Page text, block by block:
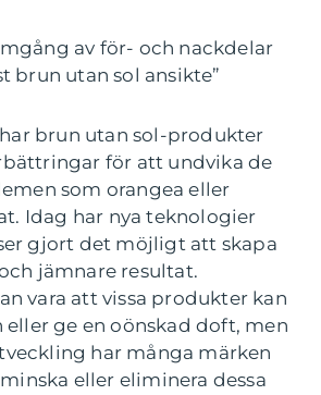
av för- och nackdelar
brun utan sol ansikte”
brun utan sol-produkter
för att undvika de
som orangea eller
Idag har nya teknologier
gjort det möjligt att skapa
jämnare resultat.
vara att vissa produkter kan
ge en oönskad doft, men
har många märken
eller eliminera dessa